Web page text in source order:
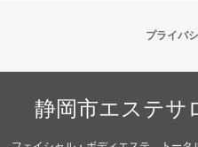
プライバ
静岡市エステサ